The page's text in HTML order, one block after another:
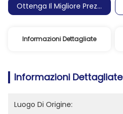
Ottenga Il Migliore Prezzo
Informazioni Dettagliate
Informazioni Dettagliate
Luogo Di Origine: